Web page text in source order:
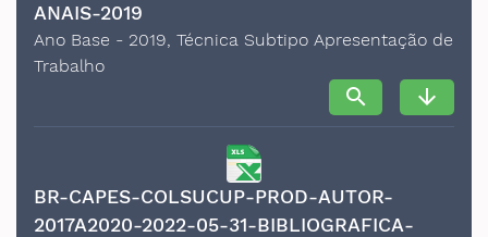
ANAIS-2019
Ano Base - 2019, Técnica Subtipo Apresentação de
Trabalho
search arrow_downward
BR-CAPES-COLSUCUP-PROD-AUTOR-
2017A2020-2022-05-31-BIBLIOGRAFICA-